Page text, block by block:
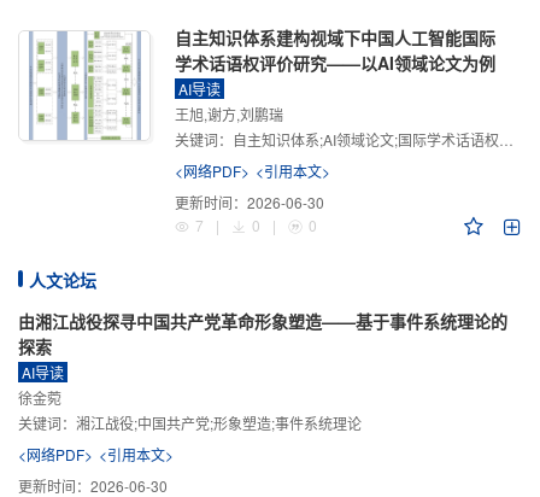
自主知识体系建构视域下中国人工智能国际
学术话语权评价研究——以AI领域论文为例
AI导读
王旭,谢方,刘鹏瑞
关键词： 自主知识体系;AI领域论文;国际学术话语权评价;学术影响力;学术感知力;学术传播力;学术引领力
<网络PDF> <引用本文>
更新时间： 2026-06-30
7
| 0 | 0
人文论坛
由湘江战役探寻中国共产党革命形象塑造——基于事件系统理论的
探索
AI导读
徐金菀
关键词： 湘江战役;中国共产党;形象塑造;事件系统理论
<网络PDF> <引用本文>
更新时间： 2026-06-30